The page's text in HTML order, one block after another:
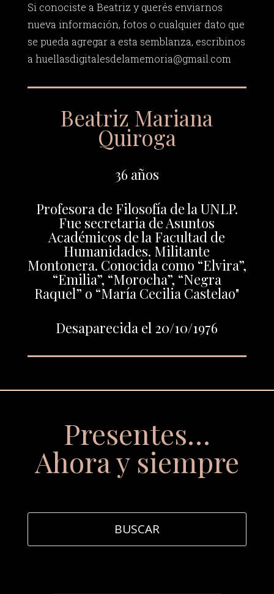
Si conociste a Beatriz y querés enviarnos
nueva información, fotos o cualquier dato que
se pueda agregar a esta semblanza, escribinos
a huellasdigitalesdelamemoria@gmail.com
Beatriz Mariana
Quiroga
36 años
Profesora de Filosofía de la UNLP.
Fue secretaria de Asuntos
Académicos de la Facultad de
Humanidades. Militante
Montonera. Conocida como “Elvira”,
“Emilia”, “Morocha”, “Negra
Raquel” o “María Cecilia Castelao"
Desaparecida el 20/10/1976
Presentes…
Ahora y siempre